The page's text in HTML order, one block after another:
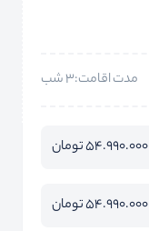
مدت اقامت:3 شب